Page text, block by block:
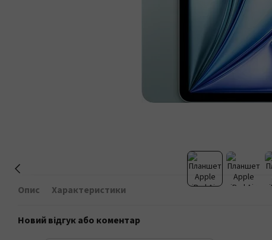
Опис Характеристики
Новий відгук або коментар